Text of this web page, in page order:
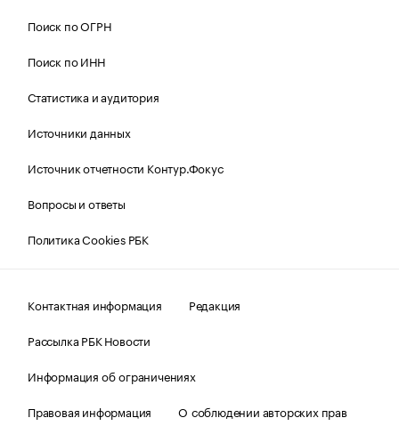
Поиск по ОГРН
Поиск по ИНН
Статистика и аудитория
Источники данных
Источник отчетности Контур.Фокус
Вопросы и ответы
Политика Cookies РБК
Контактная информация
Редакция
Рассылка РБК Новости
Информация об ограничениях
Правовая информация
О соблюдении авторских прав